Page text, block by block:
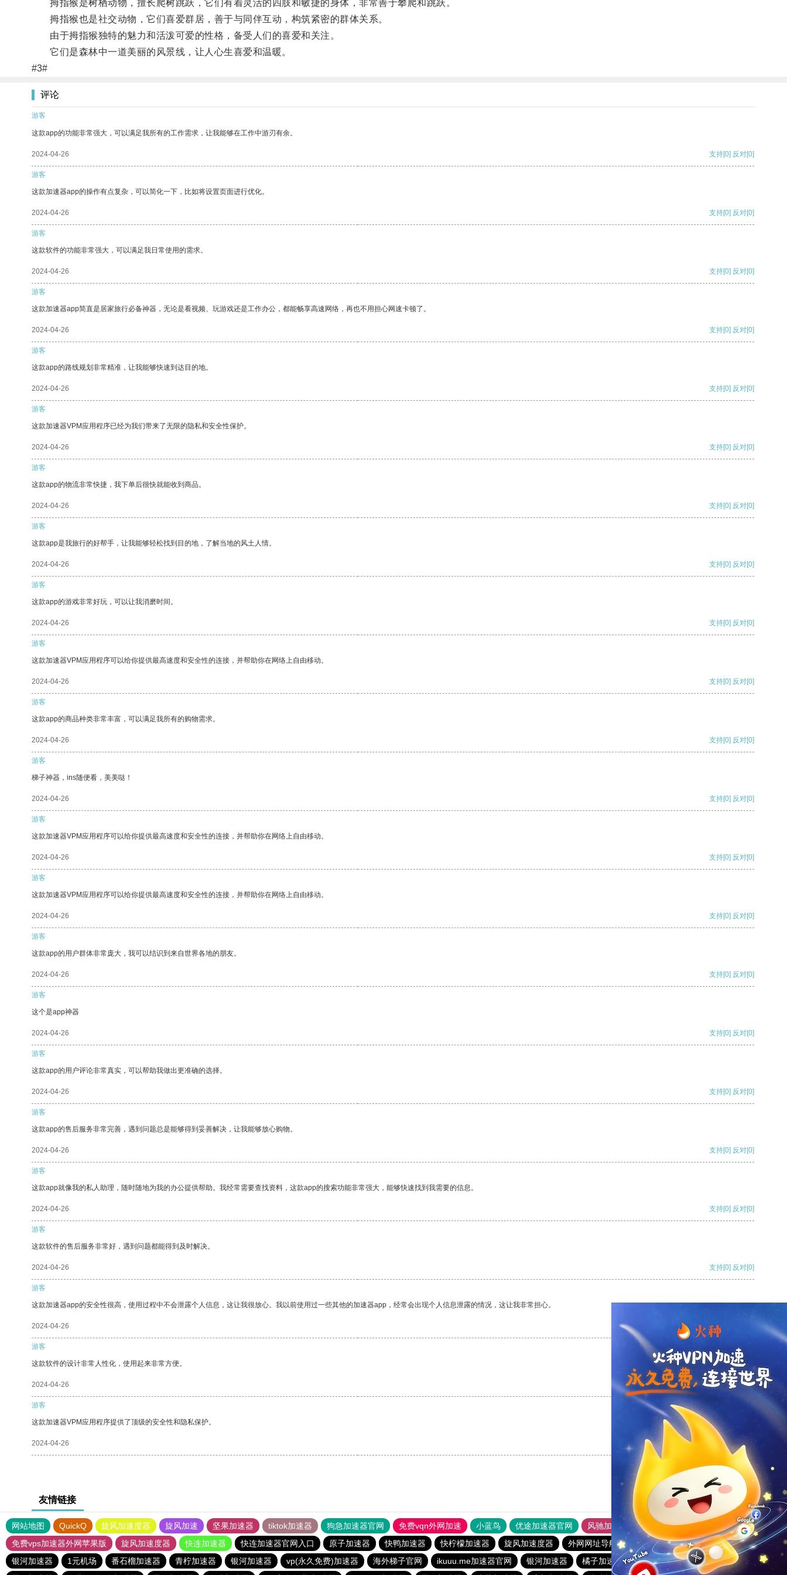
拇指猴是树栖动物，擅长爬树跳跃，它们有着灵活的四肢和敏捷的身体，非常善于攀爬和跳跃。
拇指猴也是社交动物，它们喜爱群居，善于与同伴互动，构筑紧密的群体关系。
由于拇指猴独特的魅力和活泼可爱的性格，备受人们的喜爱和关注。
它们是森林中一道美丽的风景线，让人心生喜爱和温暖。
#3#
评论
游客
这款app的功能非常强大，可以满足我所有的工作需求，让我能够在工作中游刃有余。
2024-04-26 支持[0] 反对[0]
游客
这款加速器app的操作有点复杂，可以简化一下，比如将设置页面进行优化。
2024-04-26 支持[0] 反对[0]
游客
这款软件的功能非常强大，可以满足我日常使用的需求。
2024-04-26 支持[0] 反对[0]
游客
这款加速器app简直是居家旅行必备神器，无论是看视频、玩游戏还是工作办公，都能畅享高速网络，再也不用担心网速卡顿了。
2024-04-26 支持[0] 反对[0]
游客
这款app的路线规划非常精准，让我能够快速到达目的地。
2024-04-26 支持[0] 反对[0]
游客
这款加速器VPM应用程序已经为我们带来了无限的隐私和安全性保护。
2024-04-26 支持[0] 反对[0]
游客
这款app的物流非常快捷，我下单后很快就能收到商品。
2024-04-26 支持[0] 反对[0]
游客
这款app是我旅行的好帮手，让我能够轻松找到目的地，了解当地的风土人情。
2024-04-26 支持[0] 反对[0]
游客
这款app的游戏非常好玩，可以让我消磨时间。
2024-04-26 支持[0] 反对[0]
游客
这款加速器VPM应用程序可以给你提供最高速度和安全性的连接，并帮助你在网络上自由移动。
2024-04-26 支持[0] 反对[0]
游客
这款app的商品种类非常丰富，可以满足我所有的购物需求。
2024-04-26 支持[0] 反对[0]
游客
梯子神器，ins随便看，美美哒！
2024-04-26 支持[0] 反对[0]
游客
这款加速器VPM应用程序可以给你提供最高速度和安全性的连接，并帮助你在网络上自由移动。
2024-04-26 支持[0] 反对[0]
游客
这款加速器VPM应用程序可以给你提供最高速度和安全性的连接，并帮助你在网络上自由移动。
2024-04-26 支持[0] 反对[0]
游客
这款app的用户群体非常庞大，我可以结识到来自世界各地的朋友。
2024-04-26 支持[0] 反对[0]
游客
这个是app神器
2024-04-26 支持[0] 反对[0]
游客
这款app的用户评论非常真实，可以帮助我做出更准确的选择。
2024-04-26 支持[0] 反对[0]
游客
这款app的售后服务非常完善，遇到问题总是能够得到妥善解决，让我能够放心购物。
2024-04-26 支持[0] 反对[0]
游客
这款app就像我的私人助理，随时随地为我的办公提供帮助。我经常需要查找资料，这款app的搜索功能非常强大，能够快速找到我需要的信息。
2024-04-26 支持[0] 反对[0]
游客
这款软件的售后服务非常好，遇到问题都能得到及时解决。
2024-04-26 支持[0] 反对[0]
游客
这款加速器app的安全性很高，使用过程中不会泄露个人信息，这让我很放心。我以前使用过一些其他的加速器app，经常会出现个人信息泄露的情况，这让我非常担心。
2024-04-26 支持
游客
这款软件的设计非常人性化，使用起来非常方便。
2024-04-26 支持[0] 反对[0]
游客
这款加速器VPM应用程序提供了顶级的安全性和隐私保护。
2024-04-26 支持[0] 反对[0]
友情链接
网站地图 QuickQ 旋风加速度器 旋风加速 坚果加速器 tiktok加速器 狗急加速器官网 免费vqn外网加速 小蓝鸟 优途加速器官网 风驰加速器
旋风加速器
免费vps加速器外网苹果版
旋风加速度器 快连加速器 快连加速器官网入口 原子加速器 快鸭加速器 快柠檬加速器 旋风加速度器 外网网址导航 软件中心
veee加速器
银河加速器
1元机场 番石榴加速器 青柠加速器 银河加速器 vp(永久免费)加速器 海外梯子官网 ikuuu.me加速器官网 银河加速器 橘子加速器 anyconnect
vp(永久免费)加速器